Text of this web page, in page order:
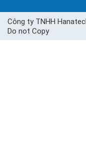
Công ty TNHH
Do not Copy